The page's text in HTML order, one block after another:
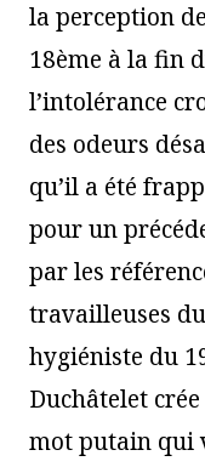
la perception
18ème à la fin
l’intolérance
des odeurs
qu’il a été
pour un
par les
travailleuses
hygiéniste du
Duchâtelet
mot putain qui